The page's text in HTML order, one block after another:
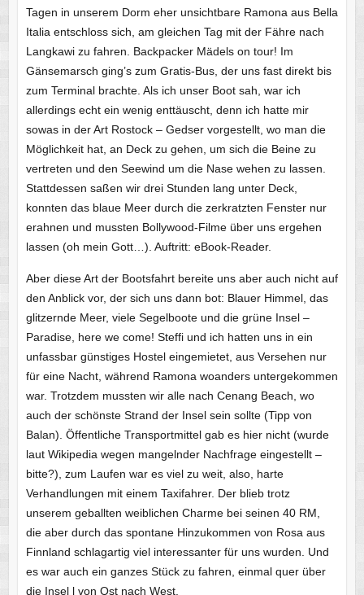
Tagen in unserem Dorm eher unsichtbare Ramona aus Bella
Italia entschloss sich, am gleichen Tag mit der Fähre nach
Langkawi zu fahren. Backpacker Mädels on tour! Im
Gänsemarsch ging’s zum Gratis-Bus, der uns fast direkt bis
zum Terminal brachte. Als ich unser Boot sah, war ich
allerdings echt ein wenig enttäuscht, denn ich hatte mir
sowas in der Art Rostock – Gedser vorgestellt, wo man die
Möglichkeit hat, an Deck zu gehen, um sich die Beine zu
vertreten und den Seewind um die Nase wehen zu lassen.
Stattdessen saßen wir drei Stunden lang unter Deck,
konnten das blaue Meer durch die zerkratzten Fenster nur
erahnen und mussten Bollywood-Filme über uns ergehen
lassen (oh mein Gott…). Auftritt: eBook-Reader.
Aber diese Art der Bootsfahrt bereite uns aber auch nicht auf
den Anblick vor, der sich uns dann bot: Blauer Himmel, das
glitzernde Meer, viele Segelboote und die grüne Insel –
Paradise, here we come! Steffi und ich hatten uns in ein
unfassbar günstiges Hostel eingemietet, aus Versehen nur
für eine Nacht, während Ramona woanders untergekommen
war. Trotzdem mussten wir alle nach Cenang Beach, wo
auch der schönste Strand der Insel sein sollte (Tipp von
Balan). Öffentliche Transportmittel gab es hier nicht (wurde
laut Wikipedia wegen mangelnder Nachfrage eingestellt –
bitte?), zum Laufen war es viel zu weit, also, harte
Verhandlungen mit einem Taxifahrer. Der blieb trotz
unserem geballten weiblichen Charme bei seinen 40 RM,
die aber durch das spontane Hinzukommen von Rosa aus
Finnland schlagartig viel interessanter für uns wurden. Und
es war auch ein ganzes Stück zu fahren, einmal quer über
die Insel l von Ost nach West.